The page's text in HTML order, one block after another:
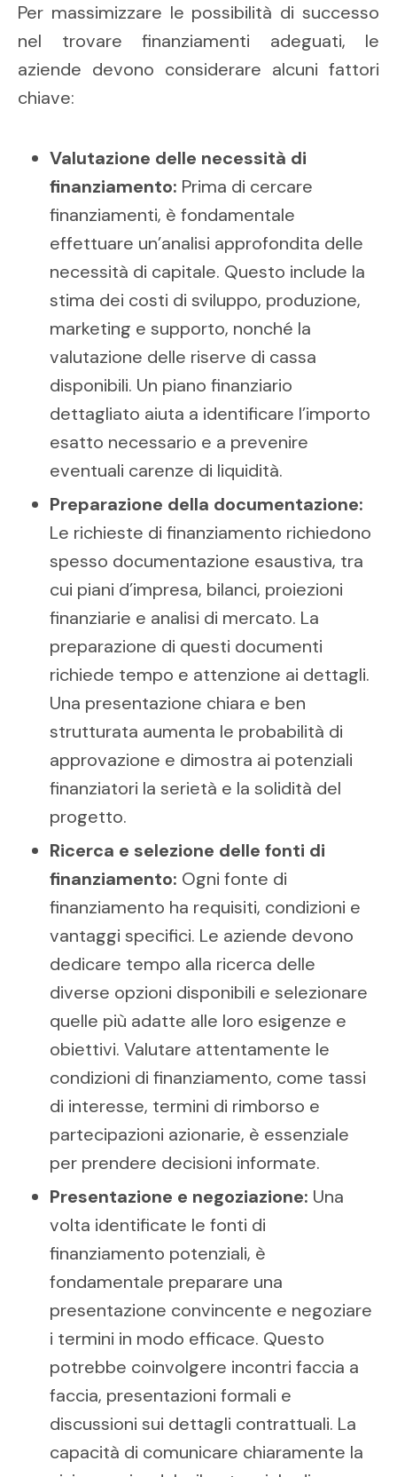
Per massimizzare le possibilità di successo
nel trovare finanziamenti adeguati, le
aziende devono considerare alcuni fattori
chiave:
Valutazione delle necessità di
finanziamento: Prima di cercare
finanziamenti, è fondamentale
effettuare un’analisi approfondita delle
necessità di capitale. Questo include la
stima dei costi di sviluppo, produzione,
marketing e supporto, nonché la
valutazione delle riserve di cassa
disponibili. Un piano finanziario
dettagliato aiuta a identificare l’importo
esatto necessario e a prevenire
eventuali carenze di liquidità.
Preparazione della documentazione:
Le richieste di finanziamento richiedono
spesso documentazione esaustiva, tra
cui piani d’impresa, bilanci, proiezioni
finanziarie e analisi di mercato. La
preparazione di questi documenti
richiede tempo e attenzione ai dettagli.
Una presentazione chiara e ben
strutturata aumenta le probabilità di
approvazione e dimostra ai potenziali
finanziatori la serietà e la solidità del
progetto.
Ricerca e selezione delle fonti di
finanziamento: Ogni fonte di
finanziamento ha requisiti, condizioni e
vantaggi specifici. Le aziende devono
dedicare tempo alla ricerca delle
diverse opzioni disponibili e selezionare
quelle più adatte alle loro esigenze e
obiettivi. Valutare attentamente le
condizioni di finanziamento, come tassi
di interesse, termini di rimborso e
partecipazioni azionarie, è essenziale
per prendere decisioni informate.
Presentazione e negoziazione: Una
volta identificate le fonti di
finanziamento potenziali, è
fondamentale preparare una
presentazione convincente e negoziare
i termini in modo efficace. Questo
potrebbe coinvolgere incontri faccia a
faccia, presentazioni formali e
discussioni sui dettagli contrattuali. La
capacità di comunicare chiaramente la